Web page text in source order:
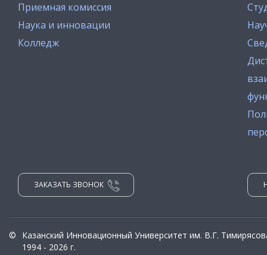
Приемная комиссия
Наука и инновации
Колледж
ЗАКАЗАТЬ ЗВОНОК
©
Казанский Инновационный Университет им. В.Г.
1994 - 2026 г.